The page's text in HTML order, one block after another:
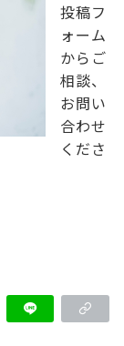
投稿フ
ォーム
からご
相談、
お問い
合わせ
くださ